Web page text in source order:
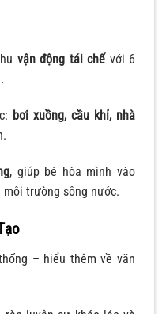
vận động tái chếvới 6
bơi xuồng, cầu khỉ, nhà
, giúp bé hòa mình vào
trường sông nước.
– hiểu thêm về văn